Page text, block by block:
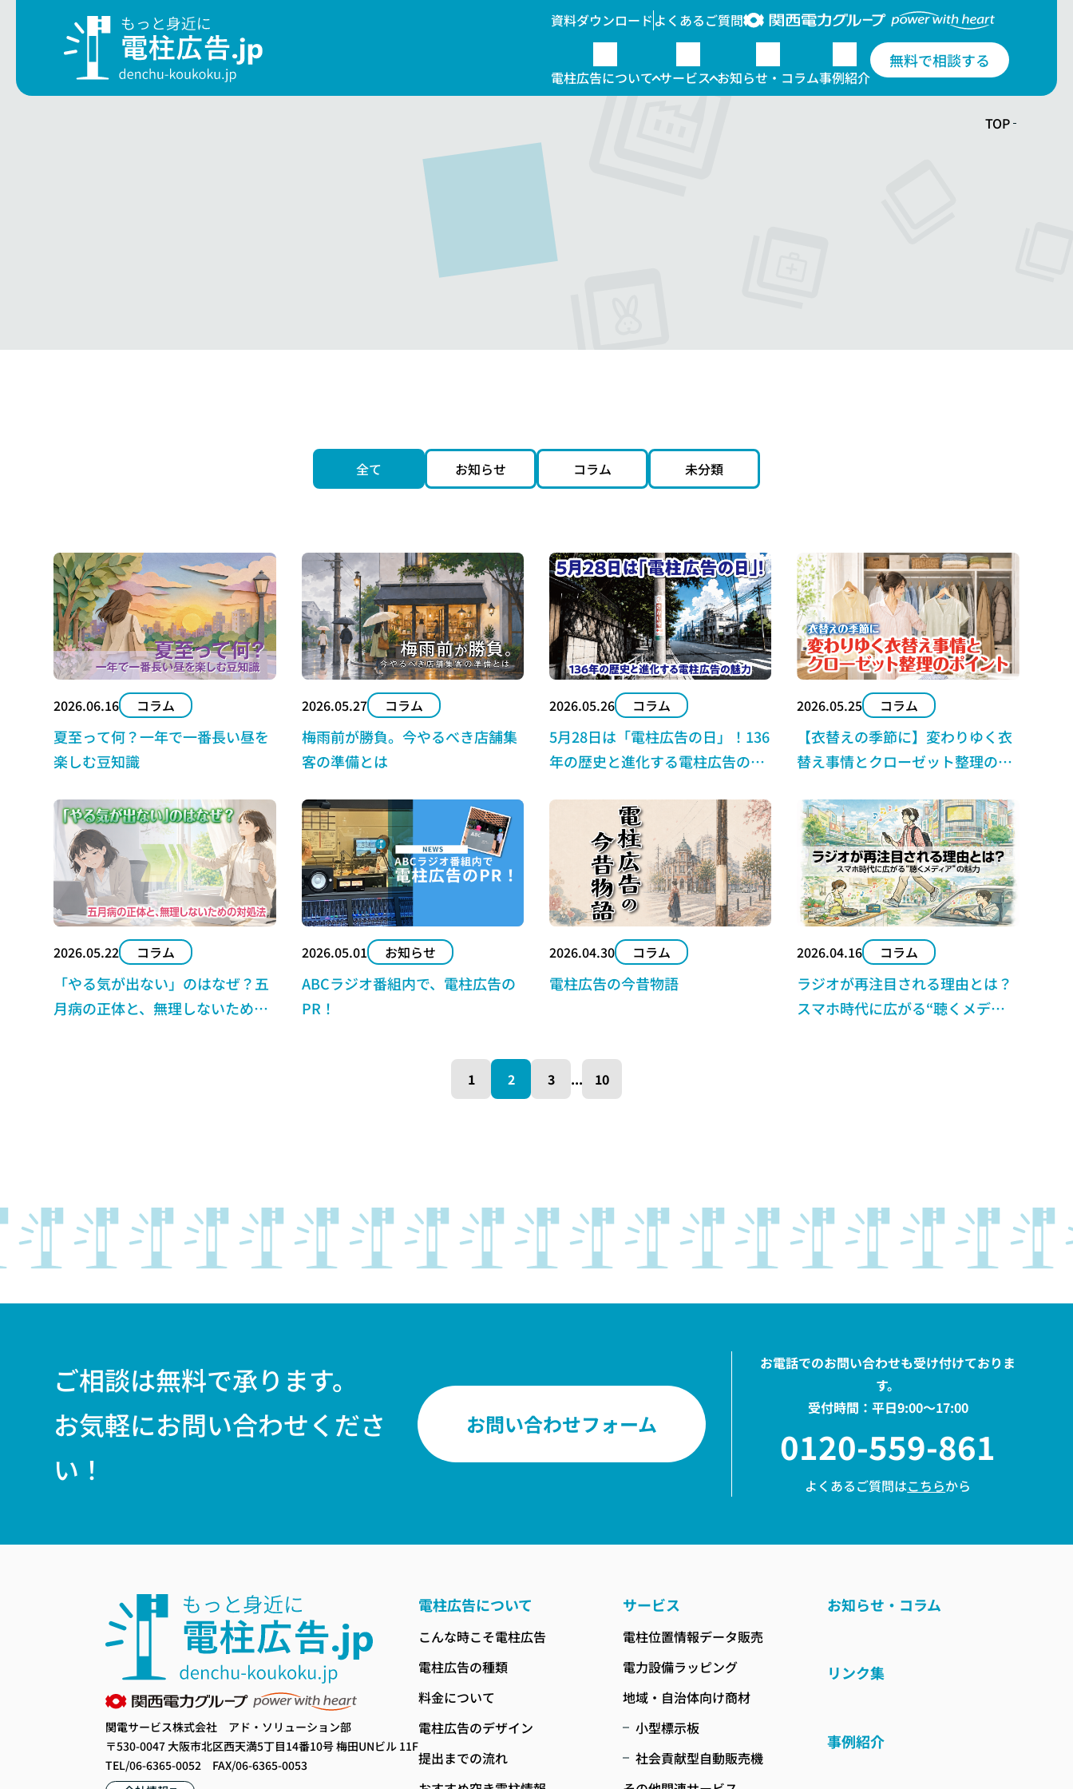
資料ダウンロード よくあるご質問
電柱広告について
こんな時こそ電柱広告 電柱広告の種類
サービス
電柱位置情報データ販売 ラッピング
お知らせ・コラム事例紹介
無料で相談する
TOP
全て お知らせ コラム 未分類
2026.06.16 コラム
夏至って何？一年で一番長い昼を
楽しむ豆知識
2026.05.27 コラム
梅雨前が勝負。今やるべき店舗集
客の準備とは
2026.05.26 コラム
5月28日は「電柱広告の日」！136
年の歴史と進化する電柱広告の魅
2026.05.25 コラム
【衣替えの季節に】変わりゆく衣
替え事情とクローゼット整理のポ
2026.05.22 コラム
「やる気が出ない」のはなぜ？五
月病の正体と、無理しないための
2026.05.01 お知らせ
ABCラジオ番組内で、電柱広告の
PR！
2026.04.30 コラム
電柱広告の今昔物語
2026.04.16 コラム
ラジオが再注目される理由とは？
スマホ時代に広がる“聴くメディ
1 2 3 ... 10
ご相談は無料で承ります。
お気軽にお問い合わせくださ
い！
お問い合わせフォーム
お電話でのお問い合わせも受け付けておりま
す。
受付時間：平日9:00〜17:00
0120-559-861
よくあるご質問はこちらから
関電サービス株式会社 アド・ソリューション部
〒530-0047 大阪市北区西天満5丁目14番10号 梅田UNビル 11F
TEL/06-6365-0052 FAX/06-6365-0053
電柱広告について
こんな時こそ電柱広告
電柱広告の種類
料金について
電柱広告のデザイン
提出までの流れ
サービス
電柱位置情報データ販売
電力設備ラッピング
地域・自治体向け商材
小型標示板
社会貢献型自動販売機
お知らせ・コラム
リンク集
事例紹介